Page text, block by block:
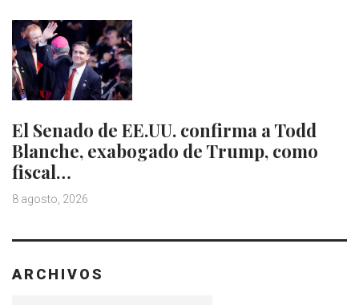
El Senado de EE.UU. confirma a Todd
Blanche, exabogado de Trump, como
fiscal…
8 agosto, 2026
ARCHIVOS